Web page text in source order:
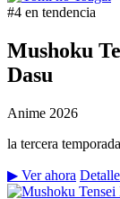
#4 en tendencia
Mushoku
Dasu
Anime 2026
la tercera
▶ Ver ahora